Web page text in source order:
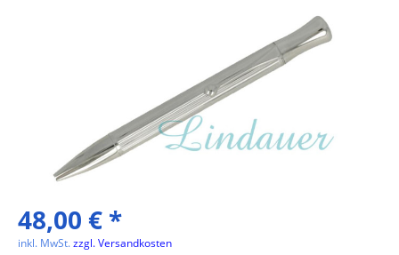
48,00 € *
inkl. MwSt.zzgl. Versandkosten